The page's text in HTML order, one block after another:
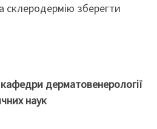
зберегти
дерматовенерології
наук